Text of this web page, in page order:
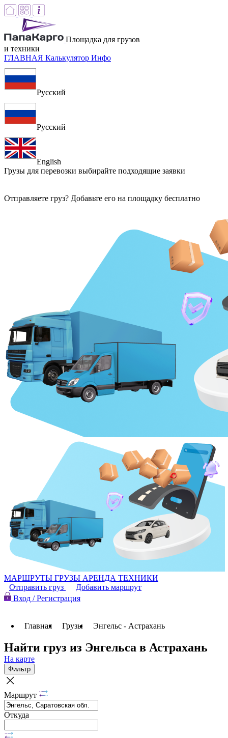
Площадка для грузов
и техники
ГЛАВНАЯ Калькулятор Инфо
Русский
Русский
English
Грузы для перевозки выбирайте подходящие заявки
Отправляете груз? Добавьте его на площадку бесплатно
МАРШРУТЫ ГРУЗЫ АРЕНДА ТЕХНИКИ
Отправить груз
Добавить маршрут
Вход / Регистрация
Главная Грузы Энгельс - Астрахань
Найти груз из Энгельса в Астрахань
На карте
Фильтр
Маршрут
Откуда